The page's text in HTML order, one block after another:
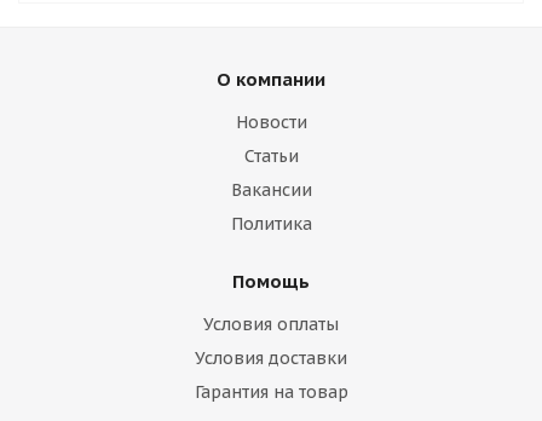
О компании
Новости
Статьи
Вакансии
Политика
Помощь
Условия оплаты
Условия доставки
Гарантия на товар